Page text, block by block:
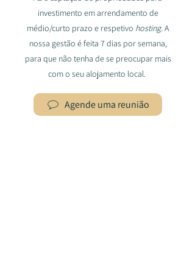
investimento em arrendamento de
médio/curto prazo e respetivo hosting.A
nossa gestão é feita 7 dias por semana,
para que não tenha de se preocupar mais
com o seu alojamento local.
Agende uma reunião